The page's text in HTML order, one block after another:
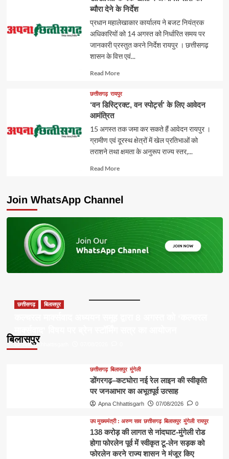
ब्यौरा देने के निर्देश
प्रधान महालेखाकार कार्यालय ने बजट नियंत्रक
अधिकारियों को 14 अगस्त को निर्धारित समय पर
जानकारी प्रस्तुत करने निर्देश रायपुर । छत्तीसगढ़
शासन के वित्त एवं...
Read MoreRead
about
छत्तीसगढ़ रायपुर
‘वन डिस्ट्रिक्ट, वन स्पोर्ट्स’ के लिए आवेदन
आमंत्रित
15 अगस्त तक जमा कर सकते हैं आवेदन रायपुर ।
ग्रामीण एवं दूरस्थ क्षेत्रों में खेल प्रतिभाओं को
तराशने तथा क्षमता के अनुरूप राज्य स्तर,...
Read MoreRead
Join WhatsApp Channel
बिलासपुर
छत्तीसगढ़ बिलासपुर
Apna Chhattisgarh
छत्तीसगढ़ बिलासपुर मुंगेली
डोंगरगढ़–कटघोरा नई रेल लाइन की स्वीकृति
पर जनआभार का अभूतपूर्व उत्साह
Apna Chhattisgarh 07/08/2026 0
उप मुख्यमंत्री : अरुण साव छत्तीसगढ़ बिलासपुर मुंगेली रायपुर
138 करोड़ की लागत से नांदघाट-मुंगेली रोड
होगा फोरलेन पूर्व में स्वीकृत टू-लेन सड़क को
फोरलेन करने राज्य शासन ने मंजूर किए